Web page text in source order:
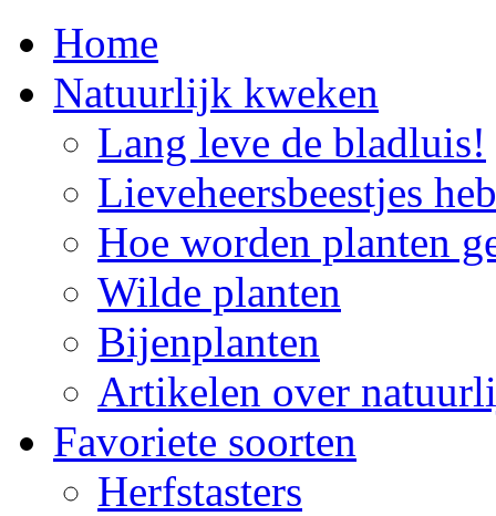
Home
Natuurlijk kweken
Lang leve de bladluis!
Lieveheersbeestjes
Hoe worden planten
Wilde planten
Bijenplanten
Artikelen over
Favoriete soorten
Herfstasters